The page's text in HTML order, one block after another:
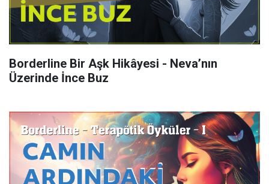
Borderline Bir Aşk Hikâyesi - Neva’nın
Üzerinde İnce Buz